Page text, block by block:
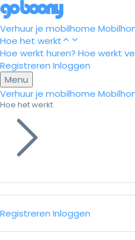
Verhuur je mobilhome
Hoe het werkt
Hoe werkt huren? Hoe werkt
Registreren Inloggen
Menu
Verhuur je mobilhome
Hoe het werkt
Registreren Inloggen